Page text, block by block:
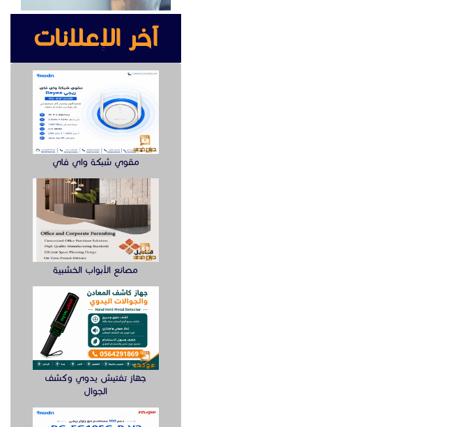
آخر الإعلانات
مقوي شبكة واي فاي
مصانع الأبواب الخشبية
جهاز تفتيش يدوي وكشف
الجوال